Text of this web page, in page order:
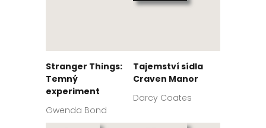
Stranger Things:
Temný
experiment
Gwenda Bond
Tajemství sídla
Craven Manor
Darcy Coates